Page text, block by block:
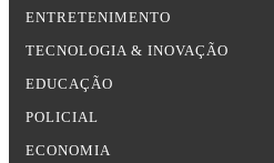
ENTRETENIMENTO
TECNOLOGIA & INOVAÇÃO
EDUCAÇÃO
POLICIAL
ECONOMIA